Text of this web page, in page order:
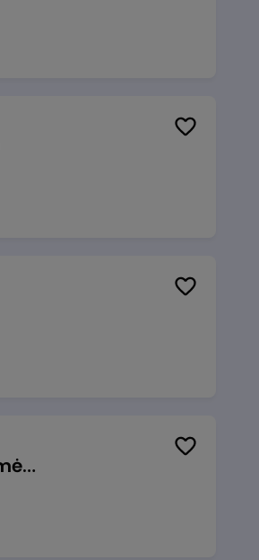
Užsakymų komplektuotojas (-a) Pieno ir mėsos sandėlyje